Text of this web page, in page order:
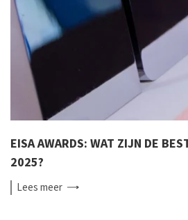
EISA AWARDS: WAT ZIJN DE
2025?
Leesmeer